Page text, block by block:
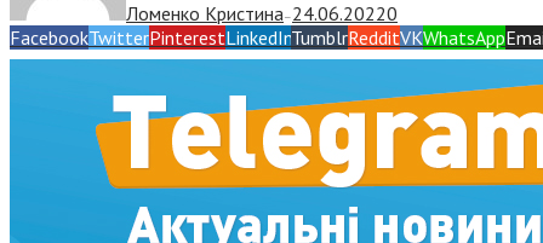
Ломенко Кристина— 24.06.20220
FacebookTwitterPinterestLinkedInTumblrRedditVKWhatsApp